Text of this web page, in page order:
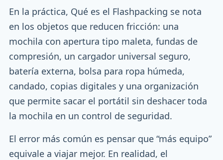
En la práctica, Qué es el Flashpacking se nota
en los objetos que reducen fricción: una
mochila con apertura tipo maleta, fundas de
compresión, un cargador universal seguro,
batería externa, bolsa para ropa húmeda,
candado, copias digitales y una organización
que permite sacar el portátil sin deshacer toda
la mochila en un control de seguridad.
El error más común es pensar que “más equipo”
equivale a viajar mejor. En realidad, el